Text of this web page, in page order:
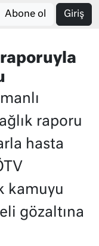
Abone ol Giriş
raporuyla
raporu
hasta
kamuyu
gözaltına